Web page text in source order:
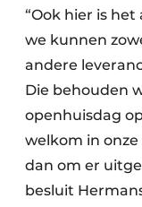
“Ook hier is
we kunnen
andere
Die behouden
openhuisdag
welkom in
dan om er
besluit